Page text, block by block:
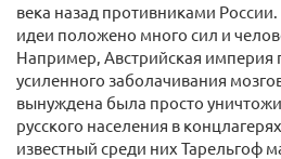
века назад противниками
идеи положено много сил и
Например, Австрийская империя
усиленного заболачивания
вынуждена была просто
русского населения в
известный среди них Тарельгоф